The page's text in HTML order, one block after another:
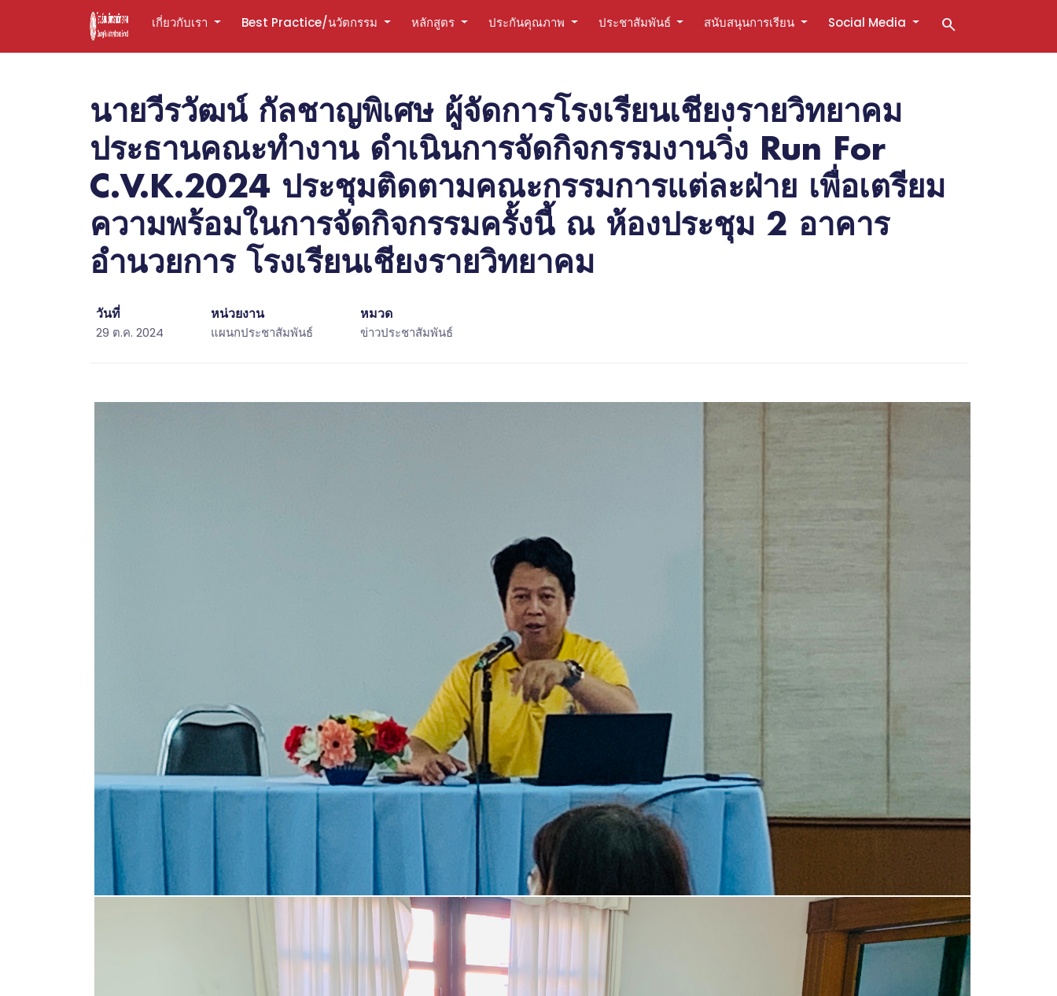
เกี่ยวกับเรา Best Practice/นวัตกรรม หลักสูตร ประกันคุณภาพ ประชาสัมพันธ์ สนับสนุนการเรียน Social Media search
นายวีรวัฒน์ กัลชาญพิเศษ ผู้จัดการโรงเรียนเชียงรายวิทยาคม
ประธานคณะทำงาน ดำเนินการจัดกิจกรรมงานวิ่ง Run For
C.V.K.2024 ประชุมติดตามคณะกรรมการแต่ละฝ่าย เพื่อเตรียม
ความพร้อมในการจัดกิจกรรมครั้งนี้ ณ ห้องประชุม 2 อาคาร
อำนวยการ โรงเรียนเชียงรายวิทยาคม
วันที่
29 ต.ค. 2024
หน่วยงาน
แผนกประชาสัมพันธ์
หมวด
ข่าวประชาสัมพันธ์